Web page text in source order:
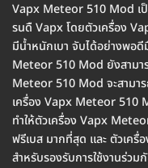
Vapx Meteor 510 Mod เ
รนดื Vapx โดยตัวเครื่อง
มีน้ำหนักเบา จับได้อย่างพอ
Meteor 510 Mod ยังสามา
Meteor 510 Mod จะสามา
เครื่อง Vapx Meteor 510
ทำให้ตัวเครื่อง Vapx
ฟรีเบส มากที่สุด และ ตัวเค
สำหรับรองรับการใช้งานร่ว